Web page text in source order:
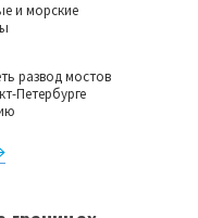
и морские
развод мостов
Петербурге